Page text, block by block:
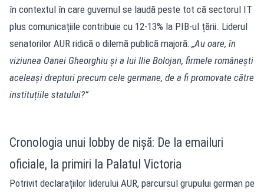
în contextul în care guvernul se laudă peste tot că sectorul IT
plus comunicațiile contribuie cu 12-13% la PIB-ul țării. Liderul
senatorilor AUR ridică o dilemă publică majoră: „Au oare, în
viziunea Oanei Gheorghiu și a lui Ilie Bolojan, firmele românești
aceleași drepturi precum cele germane, de a fi promovate către
instituțiile statului?”
Cronologia unui lobby de nișă: De la emailuri
oficiale, la primiri la Palatul Victoria
Potrivit declarațiilor liderului AUR, parcursul grupului german pe